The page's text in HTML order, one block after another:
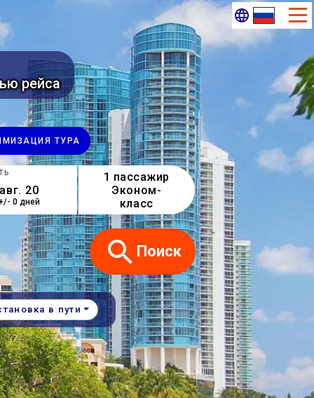
рейса
ТУРА
0 дней
1 пассажир
Эконом-
класс
Поиск
в пути